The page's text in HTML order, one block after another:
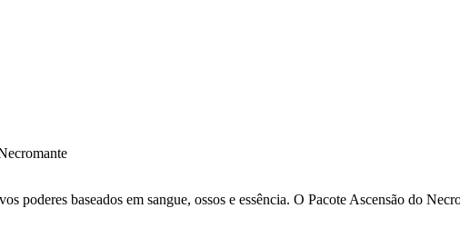
poderes baseados em sangue, ossos e essência. O Pacote Ascensão do